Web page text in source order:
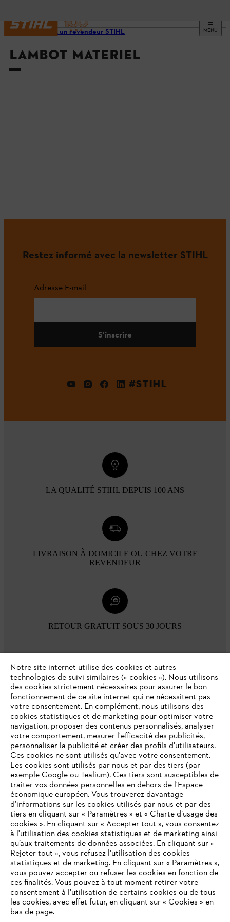
MENU
Trouvez un revendeur STIHL
LAMBOT MATERIEL
Restez informé avec la newsletter STIHL
Adresse E-mail
S'inscrire
#STIHL
LA QUALITÉ STIHL DEPUIS 100 ANS
LIVRAISON À DOMICILE OU CHEZ VOTRE
REVENDEUR
RETOUR GRATUIT SOUS 30 JOURS
L'Entreprise
Questions / Réponses
Service
Conditions Générales de Vente
VOTRE NAVIGATEUR INTERNET
N'EST PLUS PRIS EN CHARGE
Vous utilisez un navigateur Internet que nous ne prenons plus
en charge, et certaines fonctionnalités de notre site ne
peuvent fonctionner correctement. Pour une utilisation
Notre site internet utilise des cookies et autres
technologies de suivi similaires (« cookies »). Nous utilisons
des cookies strictement nécessaires pour assurer le bon
fonctionnement de ce site internet qui ne nécessitent pas
votre consentement. En complément, nous utilisons des
cookies statistiques et de marketing pour optimiser votre
navigation, proposer des contenus personnalisés, analyser
votre comportement, mesurer l'efficacité des publicités,
personnaliser la publicité et créer des profils d'utilisateurs.
Ces cookies ne sont utilisés qu'avec votre consentement.
Les cookies sont utilisés par nous et par des tiers (par
exemple Google ou Tealium). Ces tiers sont susceptibles de
traiter vos données personnelles en dehors de l'Espace
économique européen. Vous trouverez davantage
d’informations sur les cookies utilisés par nous et par des
tiers en cliquant sur « Paramètres » et « Charte d’usage des
cookies ». En cliquant sur « Accepter tout », vous consentez
à l'utilisation des cookies statistiques et de marketing ainsi
qu’aux traitements de données associées. En cliquant sur «
Rejeter tout », vous refusez l'utilisation des cookies
statistiques et de marketing. En cliquant sur « Paramètres »,
vous pouvez accepter ou refuser les cookies en fonction de
ces finalités. Vous pouvez à tout moment retirer votre
consentement à l'utilisation de certains cookies ou de tous
les cookies, avec effet futur, en cliquant sur « Cookies » en
bas de page.